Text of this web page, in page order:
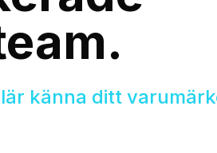
känna ditt